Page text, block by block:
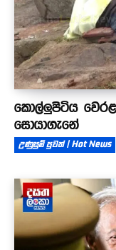
කොල්ලුපිටිය
සොයාගැනේ
උණුසුම් පුවත් | Hot News